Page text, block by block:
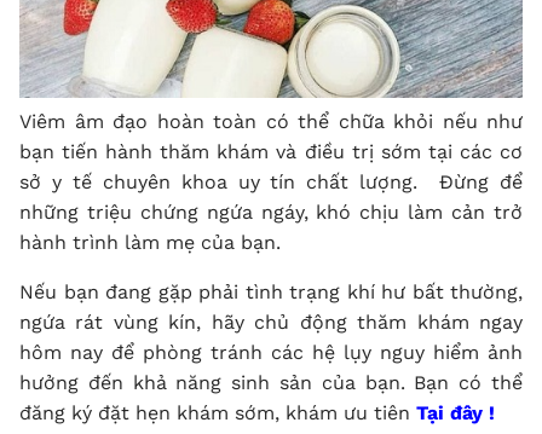
Viêm âm đạo hoàn toàn có thể chữa khỏi nếu như
bạn tiến hành thăm khám và điều trị sớm tại các cơ
sở y tế chuyên khoa uy tín chất lượng. Đừng để
những triệu chứng ngứa ngáy, khó chịu làm cản trở
hành trình làm mẹ của bạn.
Nếu bạn đang gặp phải tình trạng khí hư bất thường,
ngứa rát vùng kín, hãy chủ động thăm khám ngay
hôm nay để phòng tránh các hệ lụy nguy hiểm ảnh
hưởng đến khả năng sinh sản của bạn. Bạn có thể
đăng ký đặt hẹn khám sớm, khám ưu tiên Tại đây !